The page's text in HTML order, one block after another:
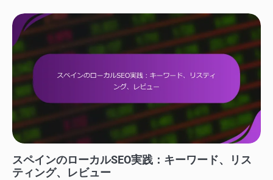
スペインのローカルSEO実践：キーワード、リス
ティング、レビュー